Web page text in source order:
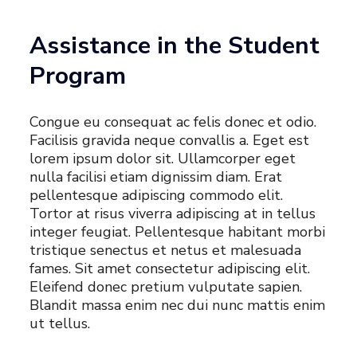
Assistance in the Student
Program
Congue eu consequat ac felis donec et odio.
Facilisis gravida neque convallis a. Eget est
lorem ipsum dolor sit. Ullamcorper eget
nulla facilisi etiam dignissim diam. Erat
pellentesque adipiscing commodo elit.
Tortor at risus viverra adipiscing at in tellus
integer feugiat. Pellentesque habitant morbi
tristique senectus et netus et malesuada
fames. Sit amet consectetur adipiscing elit.
Eleifend donec pretium vulputate sapien.
Blandit massa enim nec dui nunc mattis enim
ut tellus.